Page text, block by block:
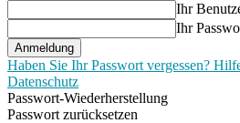
Ihr
Ihr
Haben Sie Ihr Passwort vergessen?
Datenschutz
Passwort-Wiederherstellung
Passwort zurücksetzen